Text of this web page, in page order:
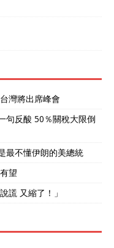
灣將出席峰會
句反酸 50％關稅大限倒
最不懂伊朗的美總統
望
謊 又縮了！」